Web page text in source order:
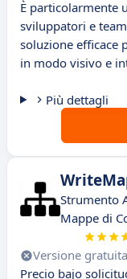
È particolarmente
sviluppatori e
soluzione efficace
in modo visivo e
Più dettagli
Strumento
Mappe di
Versione gratuita
Precio bajo